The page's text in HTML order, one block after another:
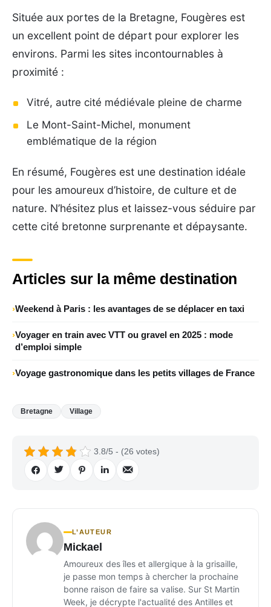
Située aux portes de la Bretagne, Fougères est
un excellent point de départ pour explorer les
environs. Parmi les sites incontournables à
proximité :
Vitré, autre cité médiévale pleine de charme
Le Mont-Saint-Michel, monument
emblématique de la région
En résumé, Fougères est une destination idéale
pour les amoureux d’histoire, de culture et de
nature. N’hésitez plus et laissez-vous séduire par
cette cité bretonne surprenante et dépaysante.
Articles sur la même destination
Weekend à Paris : les avantages de se déplacer en taxi
Voyager en train avec VTT ou gravel en 2025 : mode
d’emploi simple
Voyage gastronomique dans les petits villages de France
Bretagne Village
3.8/5 - (26 votes)
L’AUTEUR
Mickael
Amoureux des îles et allergique à la grisaille,
je passe mon temps à chercher la prochaine
bonne raison de faire sa valise. Sur St Martin
Week, je décrypte l'actualité des Antilles et